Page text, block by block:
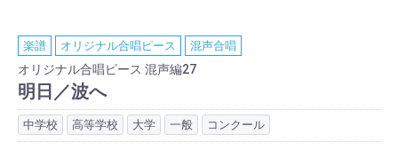
楽譜 オリジナル合唱ピース 混声合唱
オリジナル合唱ピース 混声編27
明日／波へ
中学校 高等学校 大学 一般 コンクール